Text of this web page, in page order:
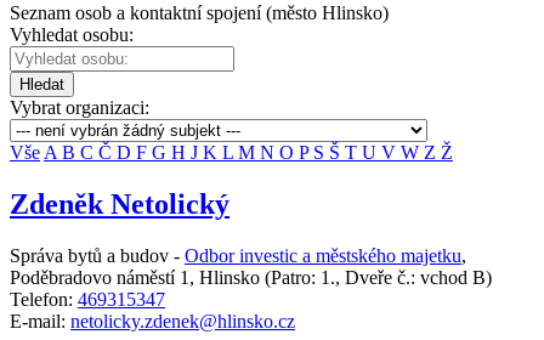
Seznam osob a kontaktní spojení (město Hlinsko)
Vyhledat osobu:
Hledat
Vybrat organizaci:
Vše A B C Č D F G H J K L M N O P S Š T U V W Z Ž
Zdeněk Netolický
Správa bytů a budov - Odbor investic a městského majetku,
Poděbradovo náměstí 1, Hlinsko (Patro: 1., Dveře č.: vchod B)
Telefon: 469315347
E-mail: netolicky.zdenek@hlinsko.cz